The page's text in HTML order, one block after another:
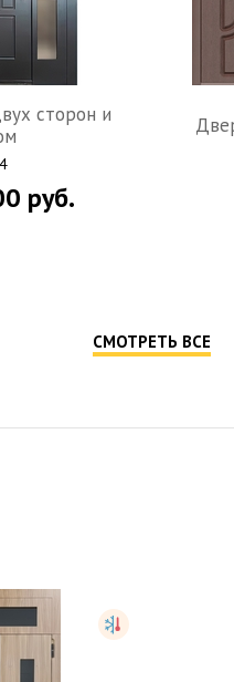
сторон и
руб.
СМОТРЕТЬ ВСЕ